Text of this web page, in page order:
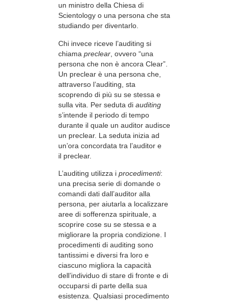
un ministro della Chiesa di
Scientology o una persona che sta
studiando per diventarlo.
Chi invece riceve l’auditing si
chiama preclear , ovvero “una
persona che non è ancora Clear”.
Un preclear è una persona che,
attraverso l’auditing, sta
scoprendo di più su se stessa e
sulla vita. Per seduta di auditing
s’intende il periodo di tempo
durante il quale un auditor audisce
un preclear. La seduta inizia ad
un’ora concordata tra l’auditor e
il preclear.
L’auditing utilizza i procedimenti:
una precisa serie di domande o
comandi dati dall’auditor alla
persona, per aiutarla a localizzare
aree di sofferenza spirituale, a
scoprire cose su se stessa e a
migliorare la propria condizione. I
procedimenti di auditing sono
tantissimi e diversi fra loro e
ciascuno migliora la capacità
dell’individuo di stare di fronte e di
occuparsi di parte della sua
esistenza. Qualsiasi procedimento